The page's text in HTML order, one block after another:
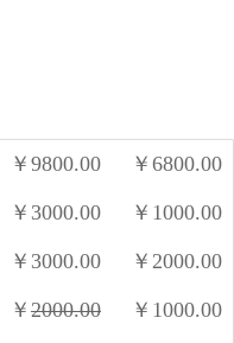
￥ 9800.00 ￥ 6800.00
￥ 3000.00 ￥ 1000.00
￥ 3000.00 ￥ 2000.00
￥ 2000.00 ￥ 1000.00